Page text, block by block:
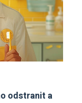
odstranit a